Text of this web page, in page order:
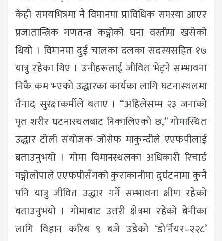
केही समयभित्रमा नै विमानमा प्राविधिक समस्या आएर
प्रजातान्त्रिक गणतन्त्र कङ्गोको घना वस्तीमा खसेको
थियो । विमानमा दुई चालका दलका सदस्यसहित १७
यात्रु रहेका थिए । उनीहरूलाई जीवित भेट्ने सम्भावना
निकै कम भएको उद्धारका कार्यका लागि घटनास्थलमा
तैनाद सुरक्षाकर्मीले बताए । “अहिलेसम्म २३ जनाको
मृत शरीर घटनास्थलबाट निकालिएको छ,” गोमास्थित
उद्धार टोली संयोजक जोसेफ माकुन्दीले एएफपीलाई
बताउनुभयो । गोमा विमानस्थलका अधिकारी रिचार्ड
मङ्गोलोपाले एएफपीसँगको कुराकानीमा दुर्घटनामा कुनै
पनि यात्रु जीवित उद्धार गर्ने सम्भावना क्षीण रहेको
बताउनुभयो । गोमाबाट उत्तरी क्षेत्रमा रहेको बेनीका
लागि विहान करिब ९ बजे उडेको ‘डोर्नियर–२२८’